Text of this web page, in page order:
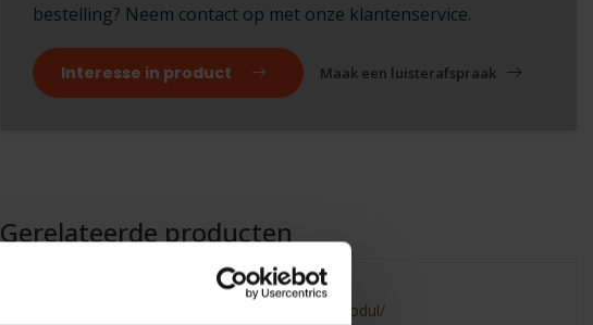
bestelling? Neem contact op met onze klantenservice.
Interesse in product Maak een luisterafspraak
Gerelateerde producten
https://www.benderhifi.nl/merken/atohm/zef-modul/